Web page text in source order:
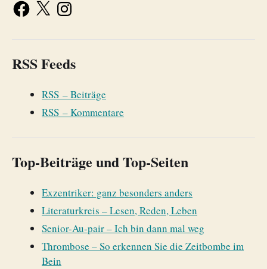
RSS Feeds
RSS – Beiträge
RSS – Kommentare
Top-Beiträge und Top-Seiten
Exzentriker: ganz besonders anders
Literaturkreis – Lesen, Reden, Leben
Senior-Au-pair – Ich bin dann mal weg
Thrombose – So erkennen Sie die Zeitbombe im
Bein